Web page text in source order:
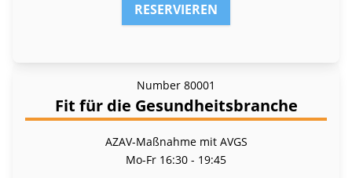
RESERVIEREN
Number 80001
Fit für die Gesundheitsbranche
AZAV-Maßnahme mit AVGS
Mo-Fr 16:30 - 19:45